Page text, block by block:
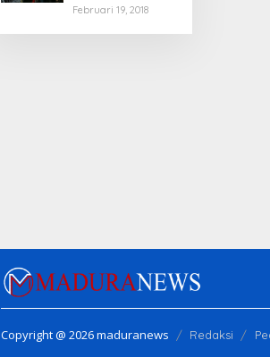
Anies Bakal Cek
Februari 19, 2018
Copyright @ 2026 maduranews Redaksi